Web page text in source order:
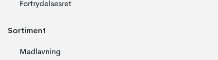
Fortrydelsesret
Sortiment
Madlavning